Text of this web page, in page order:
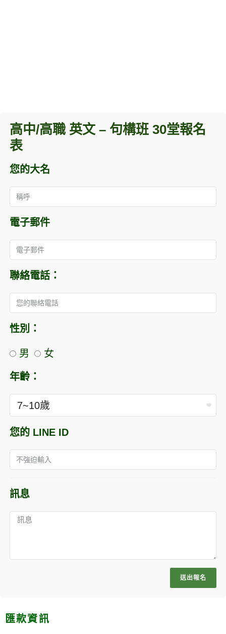
高中/高職 英文 – 句構班 30堂報名
表
您的大名
電子郵件
聯絡電話：
性別：
男 女
年齡：
您的 LINE ID
訊息
送出報名
匯款資訊